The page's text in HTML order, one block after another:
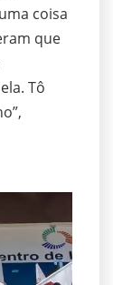
coisa
que
Tô